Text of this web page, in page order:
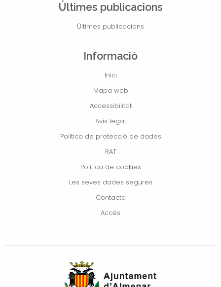
Últimes publicacions
Últimes publicacions
Informació
Inici
Mapa web
Accessibilitat
Avís legal
Política de protecció de dades
RAT
Política de cookies
Les seves dades segures
Contacta
Accés